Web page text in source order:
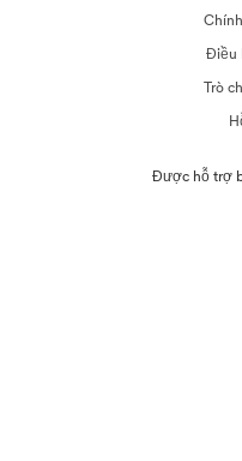
Điều
Trò
Được hỗ trợ